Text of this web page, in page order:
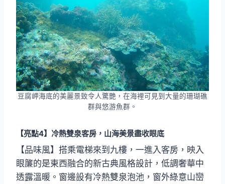
豆腐岬海底的美麗景致令人驚艷，在海裡可見到大量的珊瑚礁
群與悠游魚群。
【亮點4】 冷熱雙泉客房，山海美景盡收眼底
【品味風】搭乘電梯來到九樓，一進入客房，映入
眼簾的是東西融合的新古典風格設計，低調奢華中
透露溫暖。窗邊設有冷熱雙泉泡池，窗外綠意山巒